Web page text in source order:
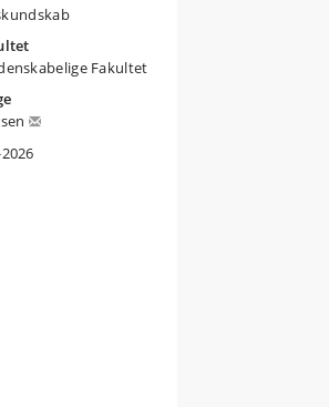
Fakultet